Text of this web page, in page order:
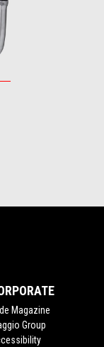
Magazine
Group